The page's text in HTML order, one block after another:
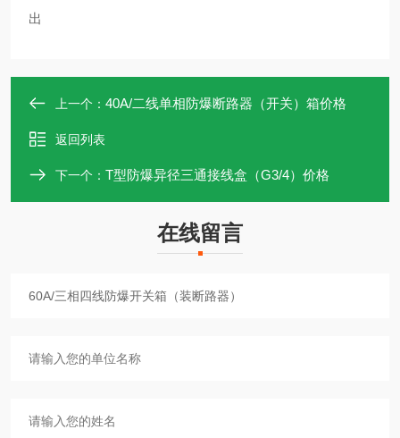
出
上一个： 40A/二线单相防爆断路器（开关）箱价格
返回列表
下一个： T型防爆异径三通接线盒（G3/4）价格
在线留言